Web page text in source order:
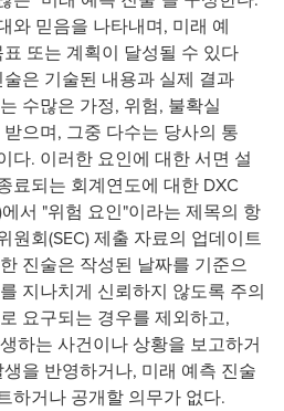
와 믿음을 나타내며, 미래 예
또는 계획이 달성될 수 있다
은 기술된 내용과 실제 결과
수많은 가정, 위험, 불확실
으며, 그중 다수는 당사의 통
다. 이러한 요인에 대한 서면 설
료되는 회계연도에 대한 DXC
서 "위험 요인"이라는 제목의 항
원회(SEC) 제출 자료의 업데이트
진술은 작성된 날짜를 기준으
지나치게 신뢰하지 않도록 주의
요구되는 경우를 제외하고,
하는 사건이나 상황을 보고하거
을 반영하거나, 미래 예측 진술
하거나 공개할 의무가 없다.